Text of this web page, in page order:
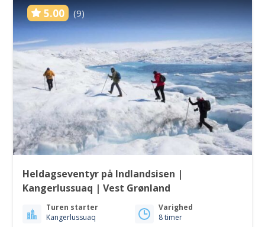
5.00 (9)
Heldagseventyr på Indlandsisen |
Kangerlussuaq | Vest Grønland
Turen starter
Kangerlussuaq
Varighed
8 timer